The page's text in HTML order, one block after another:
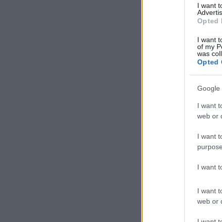
I want
Opted
I want
of my
was
Opted
Google
I want
web or
I want
I want
I want
web or
A